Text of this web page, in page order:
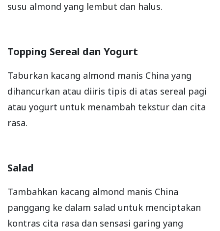
susu almond yang lembut dan halus.
Topping Sereal dan Yogurt
Taburkan kacang almond manis China yang
dihancurkan atau diiris tipis di atas sereal pagi
atau yogurt untuk menambah tekstur dan cita
rasa.
Salad
Tambahkan kacang almond manis China
panggang ke dalam salad untuk menciptakan
kontras cita rasa dan sensasi garing yang